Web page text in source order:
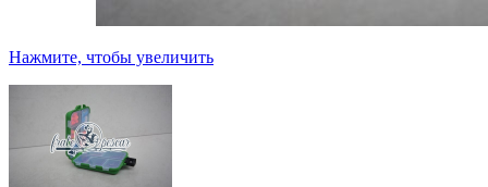
Нажмите, чтобы увеличить